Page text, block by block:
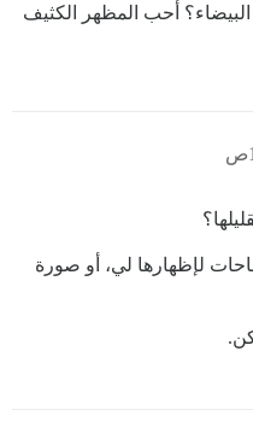
أحب المظهر الكثيف
لإظهارها لي، أو صورة